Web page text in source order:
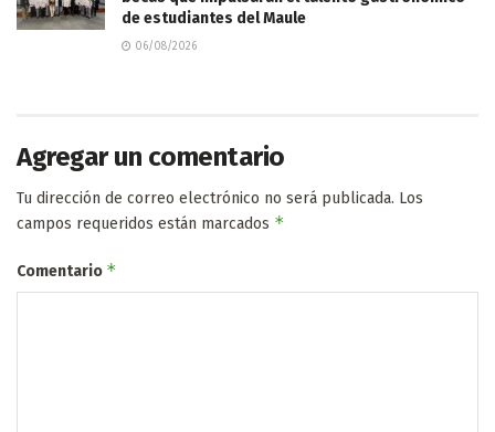
de estudiantes del Maule
06/08/2026
Agregar un comentario
Tu dirección de correo electrónico no será publicada. Los
campos requeridos están marcados *
Comentario *